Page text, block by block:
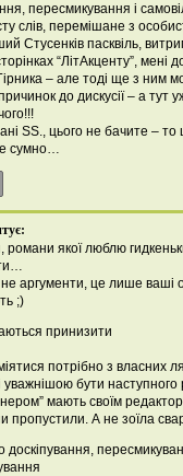
пересмикування і
слів, перемішане з
Стусенків пасквіль,
“ЛітАкценту”, мені
– але тоді ще з ним
до дискусії – а тут
SS., цього не бачите –
сумно…
романи якої люблю
аргументи, це лише ваші
;)
принизити
потрібно з власних
уважнішою бути
мають своїм
пропустили. А не зоїла
доскіпування,